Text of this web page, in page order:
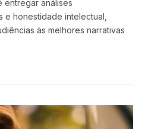
entregar análises
e honestidade intelectual,
às melhores narrativas